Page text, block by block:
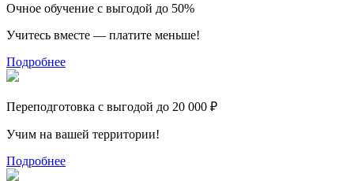
Очное обучение с выгодой до 50%
Учитесь вместе — платите меньше!
Подробнее
Переподготовка с выгодой до 20 000 ₽
Учим на вашей территории!
Подробнее